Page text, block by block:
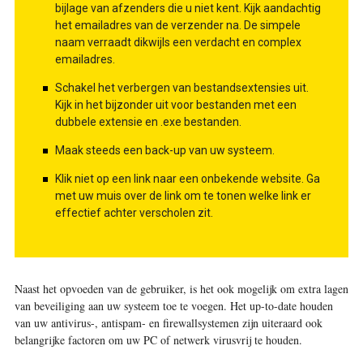
bijlage van afzenders die u niet kent. Kijk aandachtig
het emailadres van de verzender na. De simpele
naam verraadt dikwijls een verdacht en complex
emailadres.
Schakel het verbergen van bestandsextensies uit.
Kijk in het bijzonder uit voor bestanden met een
dubbele extensie en .exe bestanden.
Maak steeds een back-up van uw systeem.
Klik niet op een link naar een onbekende website. Ga
met uw muis over de link om te tonen welke link er
effectief achter verscholen zit.
Naast het opvoeden van de gebruiker, is het ook mogelijk om extra lagen
van beveiliging aan uw systeem toe te voegen. Het up-to-date houden
van uw antivirus-, antispam- en firewall­systemen zijn uiteraard ook
belangrijke factoren om uw PC of netwerk virusvrij te houden.